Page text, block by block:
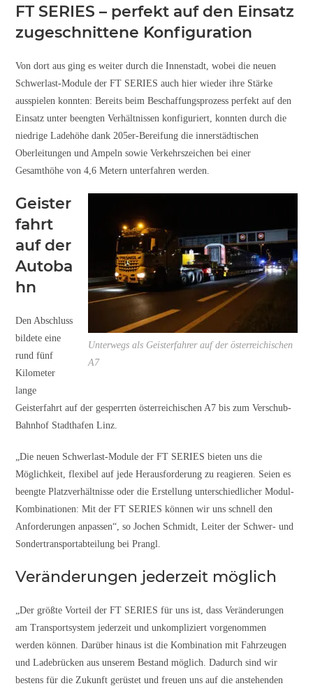
FT SERIES – perfekt auf den Einsatz
zugeschnittene Konfiguration
Von dort aus ging es weiter durch die Innenstadt, wobei die neuen
Schwerlast-Module der FT SERIES auch hier wieder ihre Stärke
ausspielen konnten: Bereits beim Beschaffungsprozess perfekt auf den
Einsatz unter beengten Verhältnissen konfiguriert, konnten durch die
niedrige Ladehöhe dank 205er-Bereifung die innerstädtischen
Oberleitungen und Ampeln sowie Verkehrszeichen bei einer
Gesamthöhe von 4,6 Metern unterfahren werden.
Unterwegs als Geisterfahrer auf der österreichischen
A7
Geister
fahrt
auf der
Autoba
hn
Den Abschluss
bildete eine
rund fünf
Kilometer
lange
Geisterfahrt auf der gesperrten österreichischen A7 bis zum Verschub-
Bahnhof Stadthafen Linz.
„Die neuen Schwerlast-Module der FT SERIES bieten uns die
Möglichkeit, flexibel auf jede Herausforderung zu reagieren. Seien es
beengte Platzverhältnisse oder die Erstellung unterschiedlicher Modul-
Kombinationen: Mit der FT SERIES können wir uns schnell den
Anforderungen anpassen“, so Jochen Schmidt, Leiter der Schwer- und
Sondertransportabteilung bei Prangl.
Veränderungen jederzeit möglich
„Der größte Vorteil der FT SERIES für uns ist, dass Veränderungen
am Transportsystem jederzeit und unkompliziert vorgenommen
werden können. Darüber hinaus ist die Kombination mit Fahrzeugen
und Ladebrücken aus unserem Bestand möglich. Dadurch sind wir
bestens für die Zukunft gerüstet und freuen uns auf die anstehenden